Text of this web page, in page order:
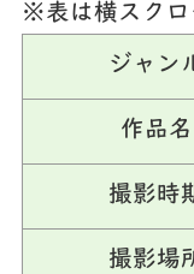
※表は横スクロ
ジャン
作品名
撮影時
撮影場